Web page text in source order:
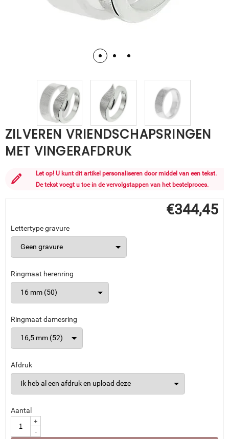
ZILVEREN VRIENDSCHAPSRINGEN
MET VINGERAFDRUK
Let op! U kunt dit artikel personaliseren door middel van een tekst.
De tekst voegt u toe in de vervolgstappen van het bestelproces.
€344,45
Lettertype gravure
Ringmaat herenring
Ringmaat damesring
Afdruk
Aantal
+
-